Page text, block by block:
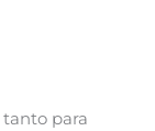
tanto para